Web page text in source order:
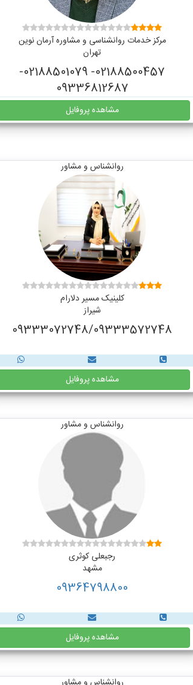
مرکز خدمات روانشناسی و مشاوره آرمان نوین
تهران
02188500457- 02188501079-
09336812687
مشاهده پروفایل
روانشناس و مشاور
کلینیک مسیر دلارام
شیراز
09333072748/09333572748
مشاهده پروفایل
روانشناس و مشاور
رجبعلی کوثری
مشهد
09364798800
مشاهده پروفایل